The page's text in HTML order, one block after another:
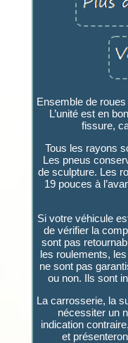
Ensemble de
L’unité est en
fissure,
Tous les rayons
Les pneus
de sculpture. Les
19 pouces à
Si votre véhicule
de vérifier la
sont pas
les roulements,
ne sont pas
ou non. Ils sont
La carrosserie, la
nécessiter un
indication
et